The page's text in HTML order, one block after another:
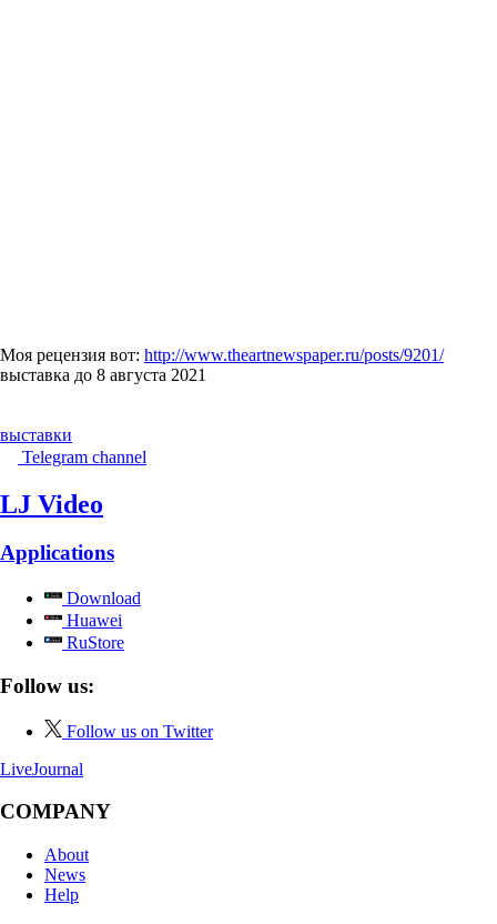
Моя рецензия вот: http://www.theartnewspaper.ru/posts/9201/
выставка до 8 августа 2021
выставки
Telegram channel
LJ Video
Applications
Download
Huawei
RuStore
Follow us:
Follow us on Twitter
LiveJournal
COMPANY
About
News
Help